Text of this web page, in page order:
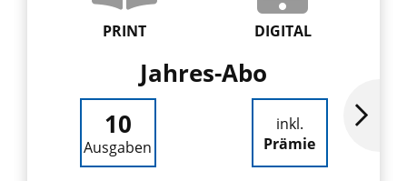
PRINT DIGITAL
Jahres-Abo
10
Ausgaben
inkl.
Prämie